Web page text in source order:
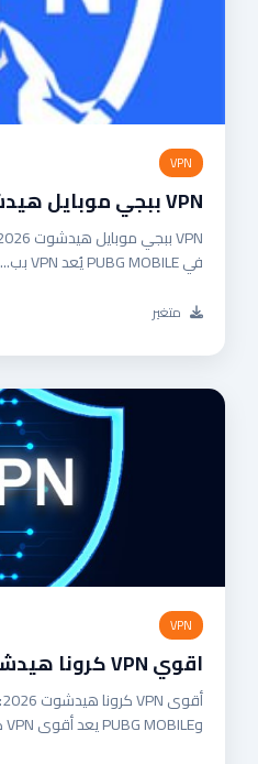
VPN
VPN ببجي موبايل هيدشوت
في PUBG MOBILE يُعد VPN بب...
متغير
VPN
اقوي VPN كرونا هيدشوت
وPUBG MOBILE يعد أقوى VPN كرو...